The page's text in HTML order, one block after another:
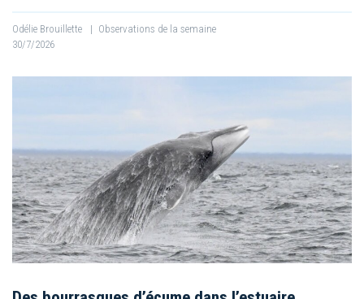
Odélie Brouillette | Observations de la semaine
30/7/2026